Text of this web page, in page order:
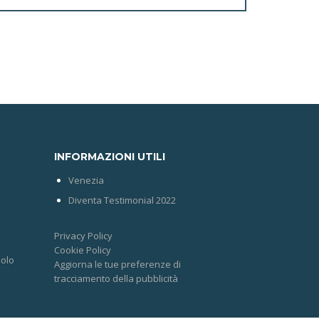
INFORMAZIONI UTILI
Venezia
Diventa Testimonial 2022
Privacy Policy
Cookie Policy
Aggiorna le tue preferenze di
tracciamento della pubblicità